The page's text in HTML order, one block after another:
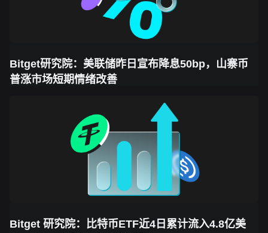
Bitget研究院：美联储昨日宣布降息50bp，山寨币
普涨市场短期情绪改善
Bitget 研究院：比特币ETF近4日累计流入4.8亿美